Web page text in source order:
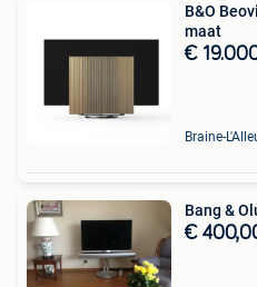
B&O
maat
€
Braine-
Bang &
€